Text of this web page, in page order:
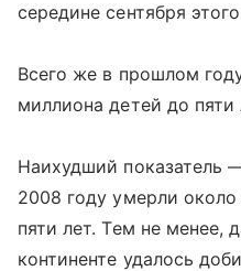
середине сентября
Всего же в прошлом
миллиона детей до пяти
Наихудший показатель
2008 году умерли
пяти лет. Тем не менее,
континенте удалось